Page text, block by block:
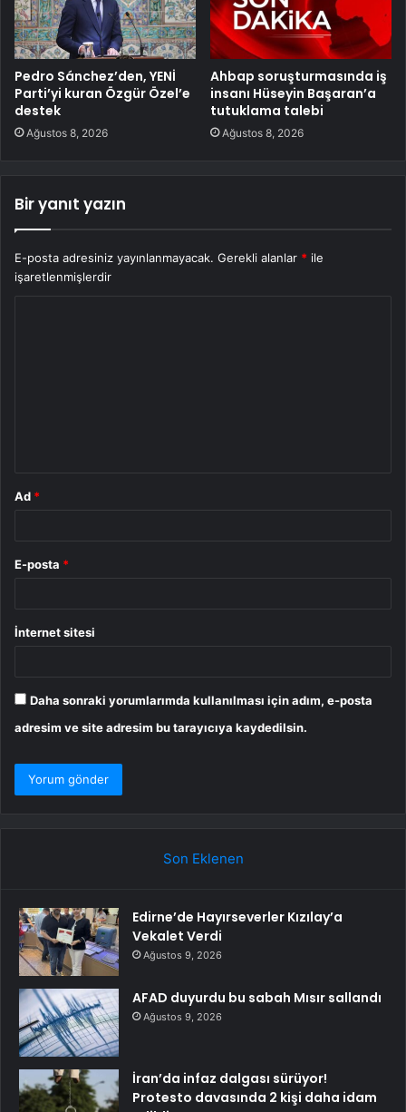
Pedro Sánchez’den, YENİ
Parti’yi kuran Özgür Özel’e
destek
Ağustos 8, 2026
Ahbap soruşturmasında iş
insanı Hüseyin Başaran’a
tutuklama talebi
Ağustos 8, 2026
Bir yanıt yazın
E-posta adresiniz yayınlanmayacak. Gerekli alanlar * ile
işaretlenmişlerdir
Ad *
E-posta *
İnternet sitesi
Daha sonraki yorumlarımda kullanılması için adım, e-posta
adresim ve site adresim bu tarayıcıya kaydedilsin.
Son Eklenen
Edirne’de Hayırseverler Kızılay’a
Vekalet Verdi
Ağustos 9, 2026
AFAD duyurdu bu sabah Mısır sallandı
Ağustos 9, 2026
İran’da infaz dalgası sürüyor!
Protesto davasında 2 kişi daha idam